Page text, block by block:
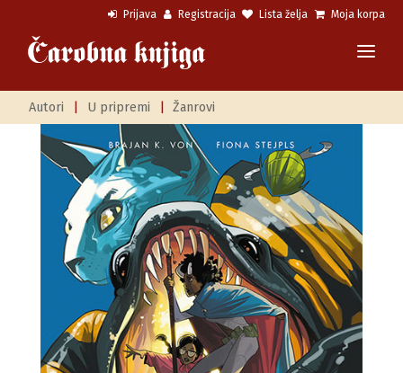
Prijava Registracija Lista želja Moja korpa
Autori U pripremi Žanrovi